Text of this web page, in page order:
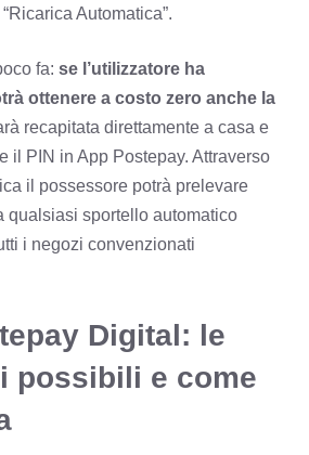
Automatica”.
fa: se l’utilizzatore ha
ottenere a costo zero anche la
recapitata direttamente a casa e
il PIN in App Postepay. Attraverso
il possessore potrà prelevare
qualsiasi sportello automatico
i negozi convenzionati
Digital: le
possibili e come